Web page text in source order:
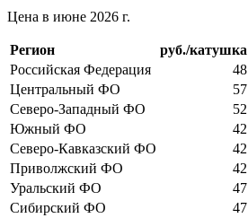
Цена в июне 2026 г.
Регион руб./катушка
Российская Федерация
48
Центральный ФО
57
Северо-Западный ФО
52
Южный ФО
42
Северо-Кавказский ФО
42
Приволжский ФО
42
Уральский ФО
47
Сибирский ФО
47